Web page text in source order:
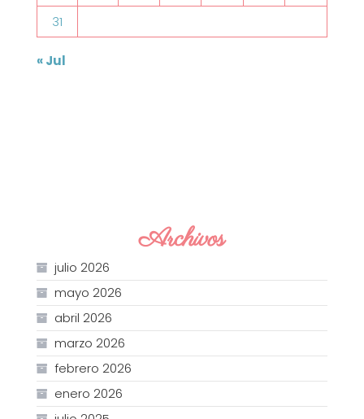
31
« Jul
Archivos
julio 2026
mayo 2026
abril 2026
marzo 2026
febrero 2026
enero 2026